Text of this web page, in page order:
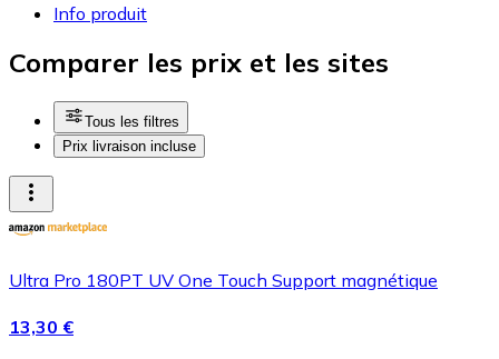
Info produit
Comparer les prix et les sites
Tous les filtres
Prix livraison incluse
Ultra Pro 180PT UV One Touch Support magnétique
13,30 €